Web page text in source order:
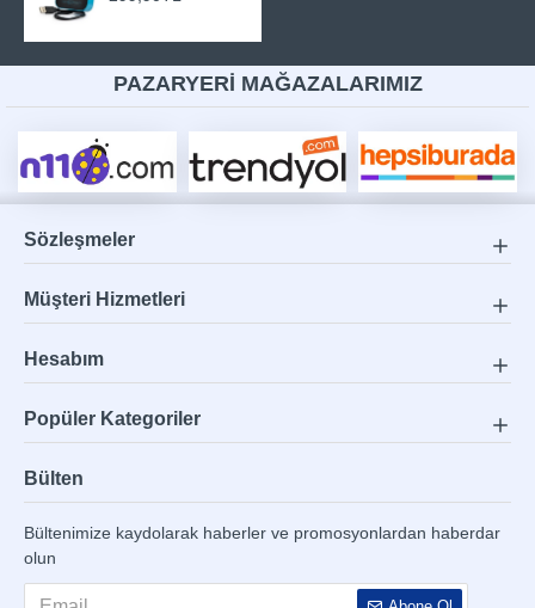
PAZARYERİ MAĞAZALARIMIZ
Sözleşmeler
Müşteri Hizmetleri
Hesabım
Popüler Kategoriler
Bülten
Bültenimize kaydolarak haberler ve promosyonlardan haberdar
olun